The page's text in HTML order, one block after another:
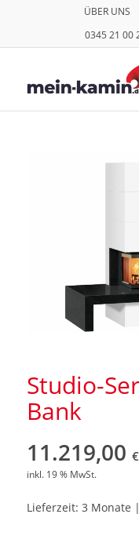
ÜBER UNS
0345 21 00
Studio-
Bank
11.219,00 €
inkl. 19 % MwSt.
Lieferzeit: 3 Monate